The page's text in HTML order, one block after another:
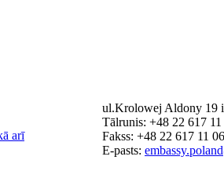
arī
ul.Krolowej Aldony 19
Tālrunis: +48 22 617 11
Fakss: +48 22 617 11 06
E-pasts: